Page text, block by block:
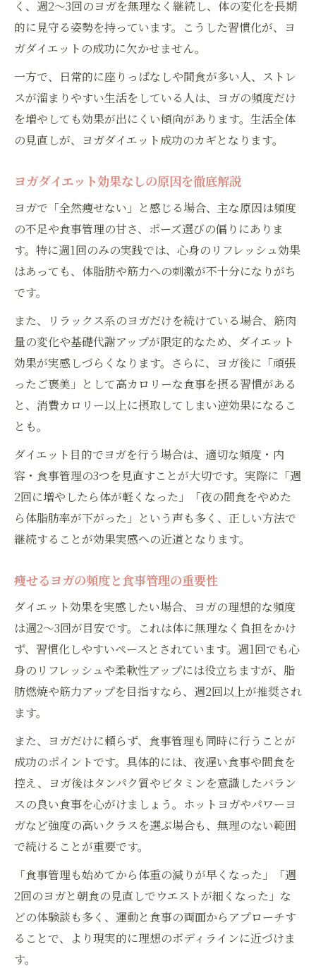
く、週2〜3回のヨガを無理なく継続し、体の変化を長期
的に見守る姿勢を持っています。こうした習慣化が、ヨ
ガダイエットの成功に欠かせません。
一方で、日常的に座りっぱなしや間食が多い人、ストレ
スが溜まりやすい生活をしている人は、ヨガの頻度だけ
を増やしても効果が出にくい傾向があります。生活全体
の見直しが、ヨガダイエット成功のカギとなります。
ヨガダイエット効果なしの原因を徹底解説
ヨガで「全然痩せない」と感じる場合、主な原因は頻度
の不足や食事管理の甘さ、ポーズ選びの偏りにありま
す。特に週1回のみの実践では、心身のリフレッシュ効果
はあっても、体脂肪や筋力への刺激が不十分になりがち
です。
また、リラックス系のヨガだけを続けている場合、筋肉
量の変化や基礎代謝アップが限定的なため、ダイエット
効果が実感しづらくなります。さらに、ヨガ後に「頑張
ったご褒美」として高カロリーな食事を摂る習慣がある
と、消費カロリー以上に摂取してしまい逆効果になるこ
とも。
ダイエット目的でヨガを行う場合は、適切な頻度・内
容・食事管理の3つを見直すことが大切です。実際に「週
2回に増やしたら体が軽くなった」「夜の間食をやめた
ら体脂肪率が下がった」という声も多く、正しい方法で
継続することが効果実感への近道となります。
痩せるヨガの頻度と食事管理の重要性
ダイエット効果を実感したい場合、ヨガの理想的な頻度
は週2〜3回が目安です。これは体に無理なく負担をかけ
ず、習慣化しやすいペースとされています。週1回でも心
身のリフレッシュや柔軟性アップには役立ちますが、脂
肪燃焼や筋力アップを目指すなら、週2回以上が推奨され
ます。
また、ヨガだけに頼らず、食事管理も同時に行うことが
成功のポイントです。具体的には、夜遅い食事や間食を
控え、ヨガ後はタンパク質やビタミンを意識したバラン
スの良い食事を心がけましょう。ホットヨガやパワーヨ
ガなど強度の高いクラスを選ぶ場合も、無理のない範囲
で続けることが重要です。
「食事管理も始めてから体重の減りが早くなった」「週
2回のヨガと朝食の見直しでウエストが細くなった」な
どの体験談も多く、運動と食事の両面からアプローチす
ることで、より現実的に理想のボディラインに近づけま
す。